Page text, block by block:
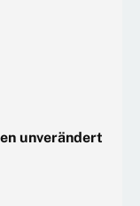
unverändert